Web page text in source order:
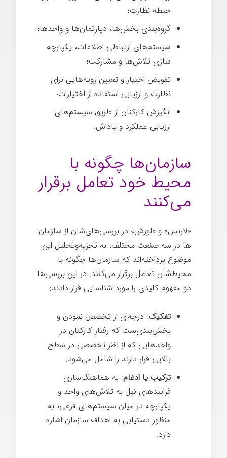
حیطه نظارت؛
گروه­‌بندی بخش­‌ها، دپارتمان­‌ها و واحدها؛
سیستم­‌های ارتباطی اطلاعات، یکپارچه­‌
سازی تلاش­‌ها و مشارکت؛
تفویض اختیار و تعیین رویه­‌هایی برای
نظارت و ارزیابی استفاده از اختیارات؛
انگیزش کارکنان از طریق سیستم­‌های
ارزیابی عملکرد و پاداش.
سازمان­‌ها چگونه با
محیط خود تعامل برقرار
می­‌کنند
«لارنس» و «لورش» در بررسی­‌های‌شان از سازمان­‌
ها در سه صنعت مختلف، به تجزیه‌وتحلیل این
موضوع پرداخته­‌اند که سازمان­‌ها چگونه با
محیط‌شان تعامل برقرار می­‌کنند. در این بررسی­‌ها
دو مفهوم کلیدی را مورد شناسایی قرار دادند:
تفکیک: درجه­‌ای از تخصص نمودن و
بخش­‌بندی‌ست که رفتار کارکنان در
واحدهایی که از نظر تخصصی در سطح
بالایی قرار دارند را شامل می­‌شود.
ترکیب یا ادغام: به هماهنگ­‌سازی
فرایندهای نیل به تلاش­‌های واحد و
یکپارچه در میان سیستم­‌های فرعی، به
منظور دستیابی به اهداف سازمان اشاره
دارد.